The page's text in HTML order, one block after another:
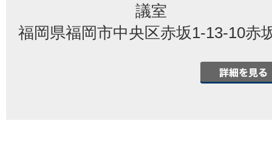
議室
福岡県福岡市中央区赤坂1-13-10赤